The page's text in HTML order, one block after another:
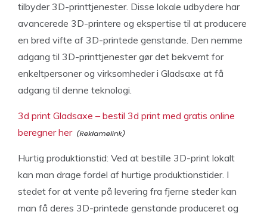
tilbyder 3D-printtjenester. Disse lokale udbydere har
avancerede 3D-printere og ekspertise til at producere
en bred vifte af 3D-printede genstande. Den nemme
adgang til 3D-printtjenester gør det bekvemt for
enkeltpersoner og virksomheder i Gladsaxe at få
adgang til denne teknologi.
3d print Gladsaxe – bestil 3d print med gratis online
beregner her
Hurtig produktionstid: Ved at bestille 3D-print lokalt
kan man drage fordel af hurtige produktionstider. I
stedet for at vente på levering fra fjerne steder kan
man få deres 3D-printede genstande produceret og